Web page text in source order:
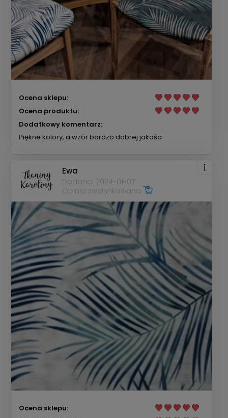
Ocena sklepu:
Ocena produktu:
Dodatkowy komentarz:
Piękne kolory, a wzór bardzo dobrej jakości
Ewa
Dodano: 2024-01-07
Opinia zweryfikowana
Ocena sklepu: